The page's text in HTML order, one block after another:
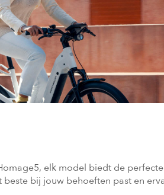
elk model biedt de
bij jouw behoeften past en